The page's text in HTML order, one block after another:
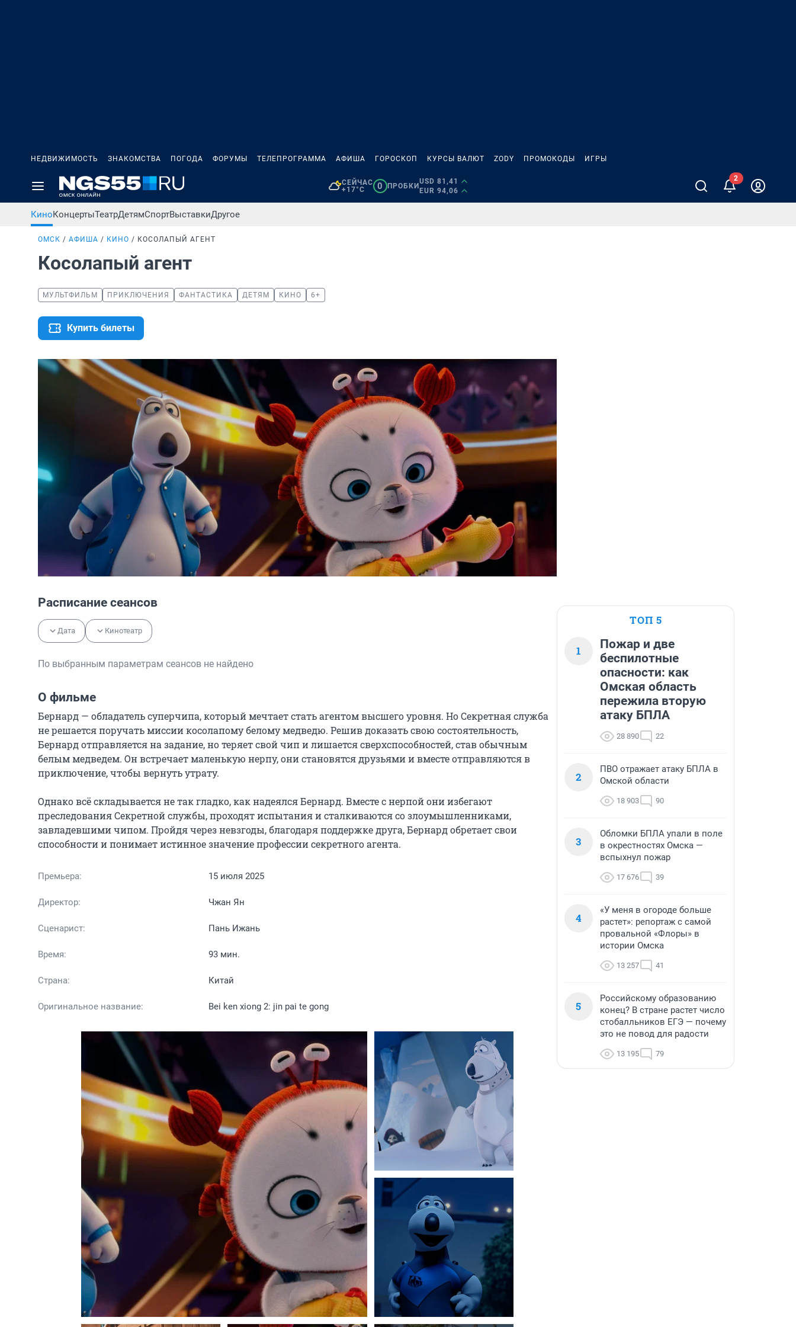
НЕДВИЖИМОСТЬ ЗНАКОМСТВА ПОГОДА ФОРУМЫ ТЕЛЕПРОГРАММА АФИША ГОРОСКОП КУРСЫ ВАЛЮТ ZODY ПРОМОКОДЫ ИГРЫ
СЕЙЧАС
+17°C
0 ПРОБКИ
USD 81,41
EUR 94,06
КиноКонцертыТеатрДетямСпортВыставкиДругое
ОМСК АФИША КИНО КОСОЛАПЫЙ АГЕНТ
Косолапый агент
МУЛЬТФИЛЬМ ПРИКЛЮЧЕНИЯ ФАНТАСТИКА ДЕТЯМ КИНО 6+
Купить билеты
Расписание сеансов
Дата Кинотеатр
По выбранным параметрам сеансов не найдено
О фильме
Бернард — обладатель суперчипа, который мечтает стать агентом высшего уровня. Но Секретная служба
не решается поручать миссии косолапому белому медведю. Решив доказать свою состоятельность,
Бернард отправляется на задание, но теряет свой чип и лишается сверхспособностей, став обычным
белым медведем. Он встречает маленькую нерпу, они становятся друзьями и вместе отправляются в
приключение, чтобы вернуть утрату.
Однако всё складывается не так гладко, как надеялся Бернард. Вместе с нерпой они избегают
преследования Секретной службы, проходят испытания и сталкиваются со злоумышленниками,
завладевшими чипом. Пройдя через невзгоды, благодаря поддержке друга, Бернард обретает свои
способности и понимает истинное значение профессии секретного агента.
Премьера: 15 июля 2025
Директор: Чжан Ян
Сценарист: Пань Ижань
Время: 93 мин.
Страна: Китай
Оригинальное название: Bei ken xiong 2: jin pai te gong
ТОП 5
1
Пожар и две
беспилотные
опасности: как
Омская область
пережила вторую
атаку БПЛА
28 890 22
2
ПВО отражает атаку БПЛА в
Омской области
18 903 90
3
Обломки БПЛА упали в поле
в окрестностях Омска —
вспыхнул пожар
17 676 39
4
«У меня в огороде больше
растет»: репортаж с самой
провальной «Флоры» в
истории Омска
13 257 41
5
Российскому образованию
конец? В стране растет число
стобалльников ЕГЭ — почему
это не повод для радости
13 195 79